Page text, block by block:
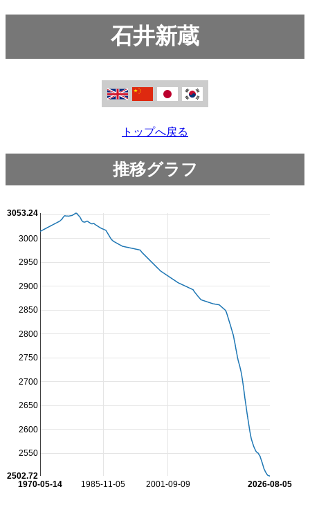
石井新蔵
トップへ戻る
推移グラフ
1985-11-05 2001-09-09
1970-05-14 2026-08-05
2550
2600
2650
2700
2750
2800
2850
2900
2950
3000
2502.72
3053.24